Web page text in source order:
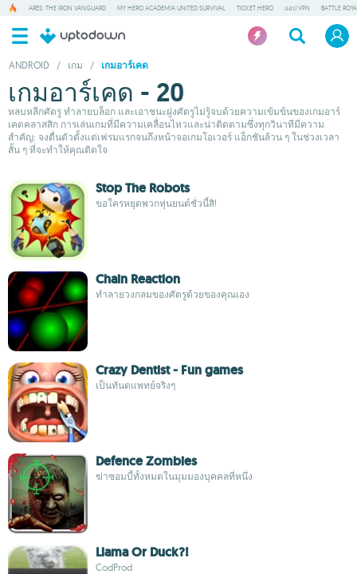
ARES: THE IRON VANGUARD MY HERO ACADEMIA UNITED SURVIVAL TICKET HERO แอป VPN BATTLE
ANDROID / เกม / เกมอาร์เคด
เกมอาร์เคด - 20
หลบหลีกศัตรู ทำลายบล็อก และเอาชนะฝูงศัตรูไม่รู้จบด้วยความเข้มข้นของเกมอาร์
เคดคลาสสิก การเล่นเกมที่มีความเคลื่อนไหวและน่าติดตามซึ่งทุกวินาทีมีความ
สำคัญ: จงตื่นตัวตั้งแต่เฟรมแรกจนถึงหน้าจอเกมโอเวอร์ แอ็กชันล้วน ๆ ในช่วงเวลา
สั้น ๆ ที่จะทำให้คุณติดใจ
Stop The Robots
ขอใครหยุดพวกหุ่นยนต์ชั่วนี้สิ!
Chain Reaction
ทำลายวงกลมของศัตรูด้วยของคุณเอง
Crazy Dentist - Fun games
เป็นทันตแพทย์จริงๆ
Defence Zombies
ฆ่าซอมบี้ทั้งหมดในมุมมองบุคคลที่หนึ่ง
Llama Or Duck?!
CodProd